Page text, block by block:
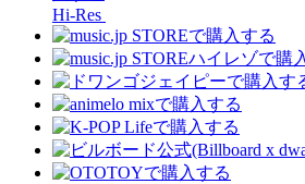
Hi-Res